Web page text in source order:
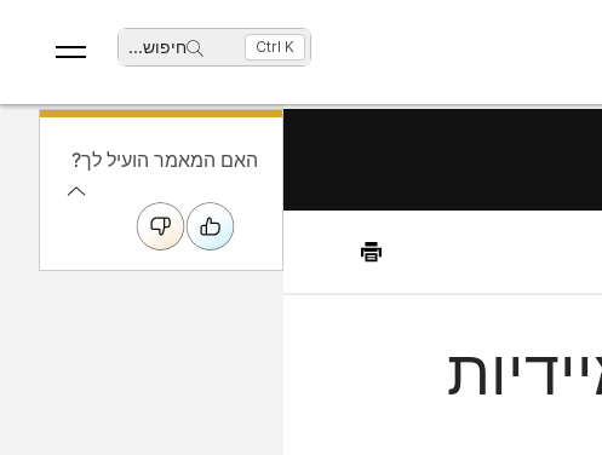
חיפוש... Ctrl K
האם המאמר הועיל לך?